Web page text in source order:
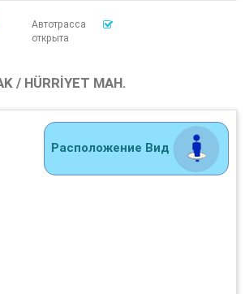
Автотрасса
открыта
/ HÜRRIYET MAH.
Расположение Вид